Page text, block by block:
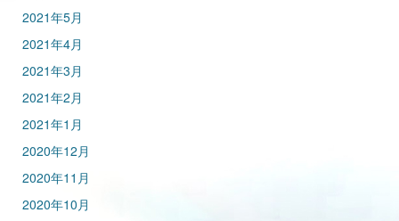
2021年5月
2021年4月
2021年3月
2021年2月
2021年1月
2020年12月
2020年11月
2020年10月